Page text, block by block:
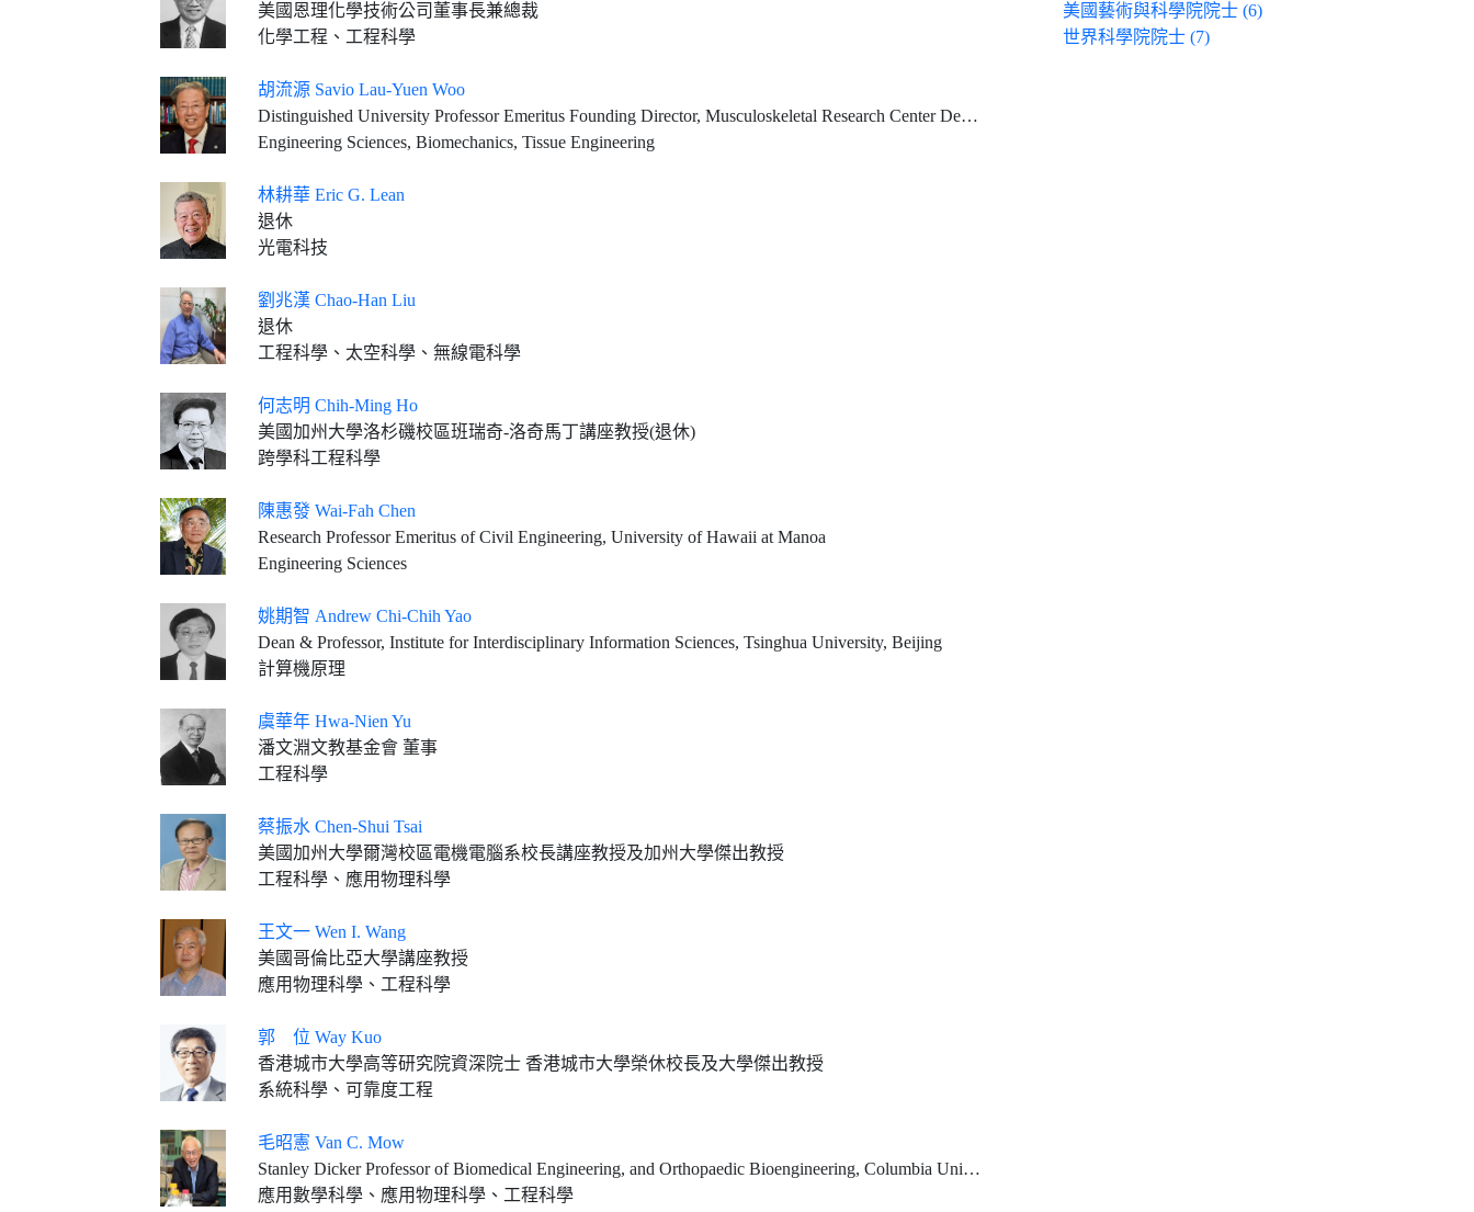
美國恩理化學技術公司董事長兼總裁
化學工程、工程科學
胡流源 Savio Lau-Yuen Woo
Distinguished University Professor Emeritus Founding Director, Musculoskeletal Research Center Department of Bioengineering, Swanson School of Engineering University of Pittsburgh
Engineering Sciences, Biomechanics, Tissue Engineering
林耕華 Eric G. Lean
退休
光電科技
劉兆漢 Chao-Han Liu
退休
工程科學、太空科學、無線電科學
何志明 Chih-Ming Ho
美國加州大學洛杉磯校區班瑞奇-洛奇馬丁講座教授(退休)
跨學科工程科學
陳惠發 Wai-Fah Chen
Research Professor Emeritus of Civil Engineering, University of Hawaii at Manoa
Engineering Sciences
姚期智 Andrew Chi-Chih Yao
Dean & Professor, Institute for Interdisciplinary Information Sciences, Tsinghua University, Beijing
計算機原理
虞華年 Hwa-Nien Yu
潘文淵文教基金會 董事
工程科學
蔡振水 Chen-Shui Tsai
美國加州大學爾灣校區電機電腦系校長講座教授及加州大學傑出教授
工程科學、應用物理科學
王文一 Wen I. Wang
美國哥倫比亞大學講座教授
應用物理科學、工程科學
郭 位 Way Kuo
香港城市大學高等研究院資深院士 香港城市大學榮休校長及大學傑出教授
系統科學、可靠度工程
毛昭憲 Van C. Mow
Stanley Dicker Professor of Biomedical Engineering, and Orthopaedic Bioengineering, Columbia University
應用數學科學、應用物理科學、工程科學
美國藝術與科學院院士 (6)
世界科學院院士 (7)